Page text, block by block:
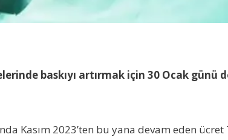
baskıyı artırmak için 30 Ocak günü
Kasım 2023’ten bu yana devam eden